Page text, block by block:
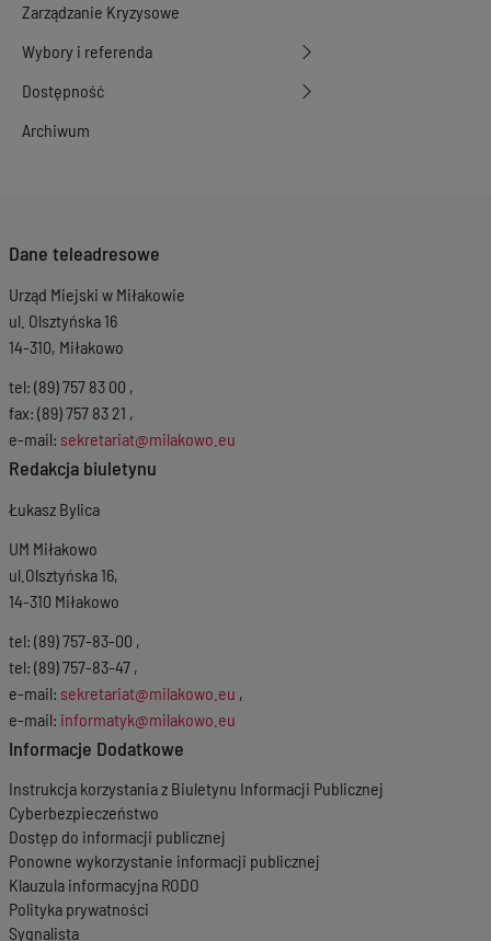
Zarządzanie Kryzysowe
Wybory i referenda
Dostępność
Archiwum
Dane teleadresowe
Urząd Miejski w Miłakowie
ul. Olsztyńska 16
14-310, Miłakowo
tel: (89) 757 83 00 ,
fax: (89) 757 83 21 ,
e-mail: sekretariat@milakowo.eu
Redakcja biuletynu
Łukasz Bylica
UM Miłakowo
ul.Olsztyńska 16,
14-310 Miłakowo
tel: (89) 757-83-00 ,
tel: (89) 757-83-47 ,
e-mail: sekretariat@milakowo.eu ,
e-mail: informatyk@milakowo.eu
Informacje Dodatkowe
Instrukcja korzystania z Biuletynu Informacji Publicznej
Cyberbezpieczeństwo
Dostęp do informacji publicznej
Ponowne wykorzystanie informacji publicznej
Klauzula informacyjna RODO
Polityka prywatności
Sygnalista